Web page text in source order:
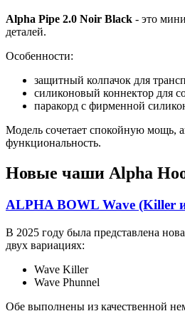
Alpha Pipe 2.0 Noir Black - это
деталей.
Особенности:
защитный колпачок для
силиконовый коннектор для
паракорд с фирменной
Модель сочетает спокойную мощь,
функциональность.
Новые чаши Alpha
ALPHA BOWL Wave (Killer
В 2025 году была представлена
двух вариациях:
Wave Killer
Wave Phunnel
Обе выполнены из качественной